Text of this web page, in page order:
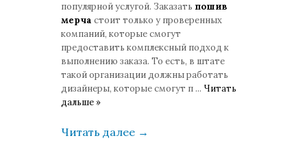
популярной услугой. Заказать пошив
мерча стоит только у проверенных
компаний, которые смогут
предоставить комплексный подход к
выполнению заказа. То есть, в штате
такой организации должны работать
дизайнеры, которые смогут п ... Читать
дальше »
Читать далее →